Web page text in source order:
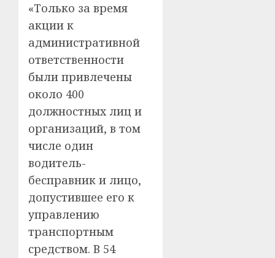
«Только за время
акции к
административной
ответственности
были привлечены
около 400
должностных лиц и
организаций, в том
числе один
водитель-
бесправник и лицо,
допустившее его к
управлению
транспортным
средством. В 54